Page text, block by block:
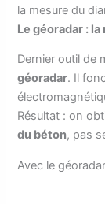
la mesure du
Le géoradar :
Dernier outil de
géoradar. Il
Résultat : on
du béton, pas
Avec le